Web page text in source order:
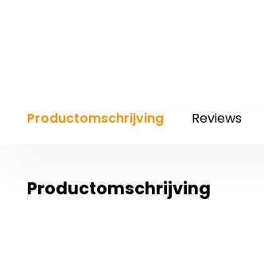
Productomschrijving Reviews
Productomschrijving